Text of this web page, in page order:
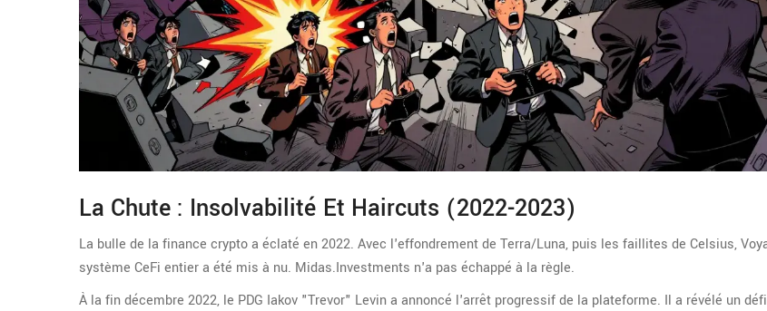
La Chute : Insolvabilité Et Haircuts (2022-2023)
La bulle de la finance crypto a éclaté en 2022. Avec l'effondrement de Terra/Luna, puis les faillites de Celsius,
système CeFi entier a été mis à nu. Midas.Investments n'a pas échappé à la règle.
À la fin décembre 2022, le PDG Iakov "Trevor" Levin a annoncé l'arrêt progressif de la plateforme. Il a révélé un